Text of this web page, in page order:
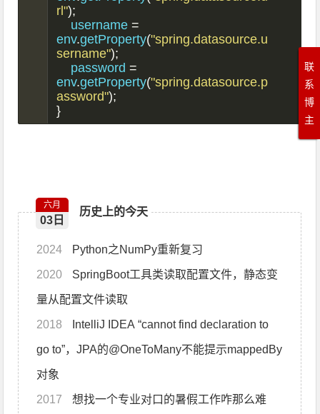
rl");
    username
=
env.getProperty("spring.datasource.u
sername");
    password
=
env.getProperty("spring.datasource.p
assword");
}
历史上的今天
六月
03日
2024 Python之NumPy重新复习
2020
量从配置文件读取
2018
go to”，JPA的@OneToMany不能提示mappedBy
对象
2017 想找一个专业对口的暑假工作咋那么难
联
系
博
主